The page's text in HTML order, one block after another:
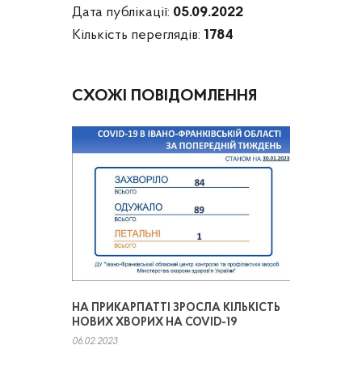
Дата публікації: 05.09.2022
Кількість переглядів: 1784
СХОЖІ ПОВІДОМЛЕННЯ
НА ПРИКАРПАТТІ ЗРОСЛА КІЛЬКІСТЬ
НОВИХ ХВОРИХ НА COVID-19
06.02.2023